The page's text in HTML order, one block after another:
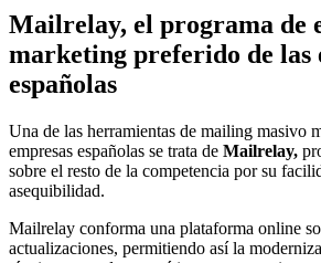
Mailrelay, el programa de
marketing preferido de las
españolas
Una de las herramientas de mailing masivo
empresas españolas se trata de Mailrelay,
sobre el resto de la competencia por su
asequibilidad.
Mailrelay conforma una plataforma online
actualizaciones, permitiendo así la